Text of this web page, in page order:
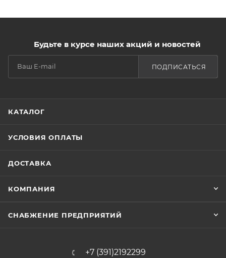
Будьте в курсе наших акций и новостей
ПОДПИСАТЬСЯ
КАТАЛОГ
УСЛОВИЯ ОПЛАТЫ
ДОСТАВКА
КОМПАНИЯ
СНАБЖЕНИЕ ПРЕДПРИЯТИЙ
+7 (391)2192299